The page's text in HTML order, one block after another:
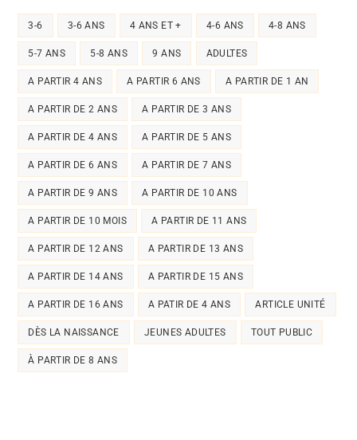
3-6 3-6 ANS 4 ANS ET + 4-6 ANS 4-8 ANS
5-7 ANS 5-8 ANS 9 ANS ADULTES
A PARTIR 4 ANS A PARTIR 6 ANS A PARTIR DE 1 AN
A PARTIR DE 2 ANS A PARTIR DE 3 ANS
A PARTIR DE 4 ANS A PARTIR DE 5 ANS
A PARTIR DE 6 ANS A PARTIR DE 7 ANS
A PARTIR DE 9 ANS A PARTIR DE 10 ANS
A PARTIR DE 10 MOIS A PARTIR DE 11 ANS
A PARTIR DE 12 ANS A PARTIR DE 13 ANS
A PARTIR DE 14 ANS A PARTIR DE 15 ANS
A PARTIR DE 16 ANS A PATIR DE 4 ANS ARTICLE UNITÉ
DÈS LA NAISSANCE JEUNES ADULTES TOUT PUBLIC
À PARTIR DE 8 ANS